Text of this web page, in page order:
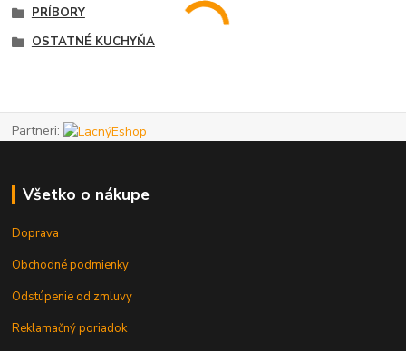
PRÍBORY
OSTATNÉ KUCHYŇA
Partneri:
Všetko o nákupe
Doprava
Obchodné podmienky
Odstúpenie od zmluvy
Reklamačný poriadok